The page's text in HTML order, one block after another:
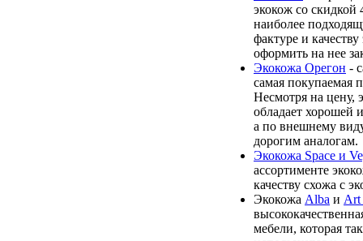
экокож со скидкой
наиболее
фактуре и
оформить на нее
Экокожа Орегон -
самая покупаемая
Несмотря на цену,
обладает хорошей
а по внешнему
дорогим аналогам.
Экокожа Space и
ассортименте
качеству схожа с
Экокожа Alba и Art
мебели, которая